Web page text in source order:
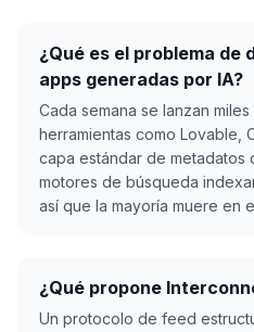
¿Qué es el problema de
apps generadas por IA?
Cada semana se lanzan
herramientas como Lovable,
capa estándar de metadatos
motores de búsqueda
así que la mayoría muere en
¿Qué propone
Un protocolo de feed